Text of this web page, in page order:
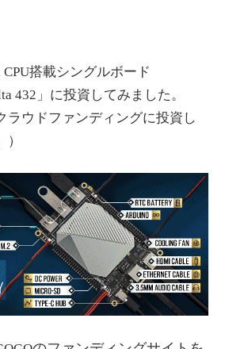
搭載シングルボード
432」に投資してみました。
ラウドファンディングに投資し